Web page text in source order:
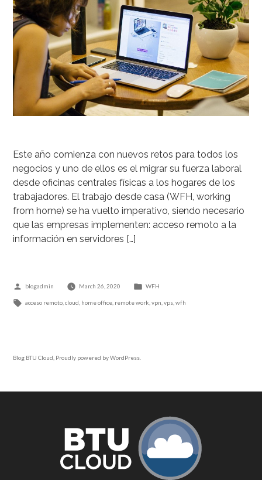
Este año comienza con nuevos retos para todos los
negocios y uno de ellos es el migrar su fuerza laboral
desde oficinas centrales físicas a los hogares de los
trabajadores. El trabajo desde casa (WFH, working
from home) se ha vuelto imperativo, siendo necesario
que las empresas implementen: acceso remoto a la
información en servidores […]
Posted
by
blogadmin March 26, 2020 Posted
in
WFH
Tags:
acceso remoto, cloud home office, remote work vpn vps, wfh
Blog BTU Cloud Proudly powered by WordPress.